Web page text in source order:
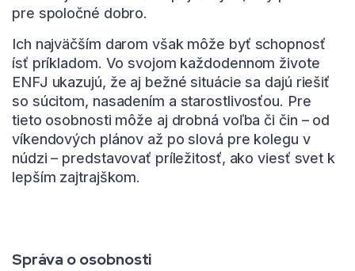
Správa o osobnosti
pre spoločné dobro.
Ich najväčším darom však môže byť schopnosť
ísť príkladom. Vo svojom každodennom živote
ENFJ ukazujú, že aj bežné situácie sa dajú riešiť
so súcitom, nasadením a starostlivosťou. Pre
tieto osobnosti môže aj drobná voľba či čin – od
víkendových plánov až po slová pre kolegu v
núdzi – predstavovať príležitosť, ako viesť svet k
lepším zajtrajškom.